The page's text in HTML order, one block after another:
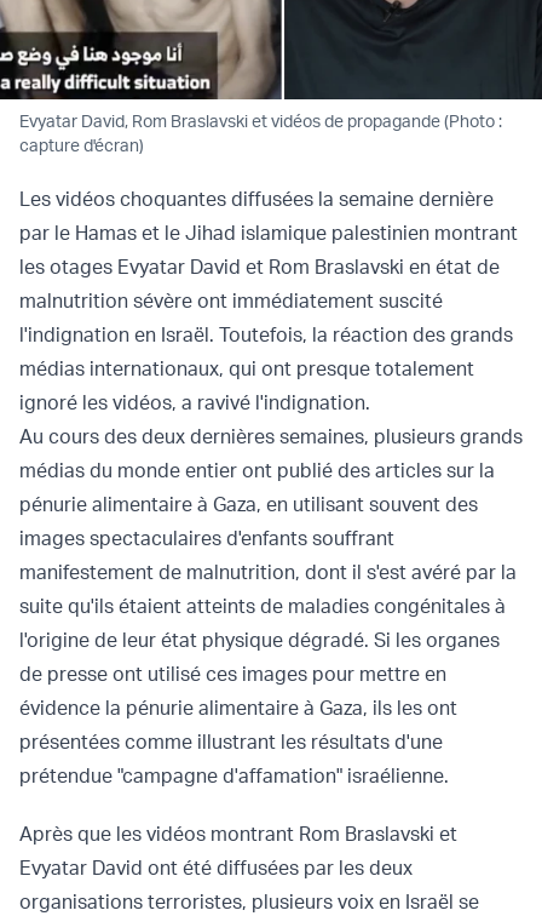
Evyatar David, Rom Braslavski et vidéos de propagande (Photo :
capture d'écran)
Les vidéos choquantes diffusées la semaine dernière
par le Hamas et le Jihad islamique palestinien montrant
les otages Evyatar David et Rom Braslavski en état de
malnutrition sévère ont immédiatement suscité
l'indignation en Israël. Toutefois, la réaction des grands
médias internationaux, qui ont presque totalement
ignoré les vidéos, a ravivé l'indignation.
Au cours des deux dernières semaines, plusieurs grands
médias du monde entier ont publié des articles sur la
pénurie alimentaire à Gaza, en utilisant souvent des
images spectaculaires d'enfants souffrant
manifestement de malnutrition, dont il s'est avéré par la
suite qu'ils étaient atteints de maladies congénitales à
l'origine de leur état physique dégradé. Si les organes
de presse ont utilisé ces images pour mettre en
évidence la pénurie alimentaire à Gaza, ils les ont
présentées comme illustrant les résultats d'une
prétendue "campagne d'affamation" israélienne.
Après que les vidéos montrant Rom Braslavski et
Evyatar David ont été diffusées par les deux
organisations terroristes, plusieurs voix en Israël se